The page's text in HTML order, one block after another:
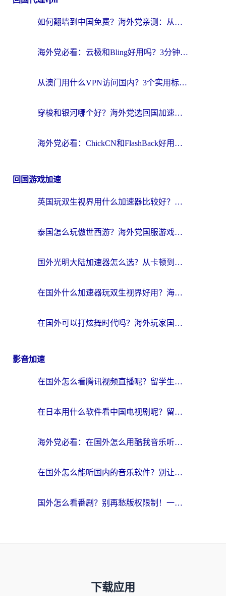
如何翻墙到中国免费？海外党亲测：从踩坑到选对加速器的全攻略
海外党必看：云极和Bling好用吗？3分钟教你选对回国加速器
从澳门用什么VPN访问国内？3个实用标准帮你避开坑，无缝刷剧听歌
穿梭和银河哪个好？海外党选回国加速器的避坑指南，附番茄加速器实测体验
海外党必看：ChickCN和FlashBack好用吗？3招教你选对回国加速器（附云极、HomeCN、斧牛vs艾果对比）
回国游戏加速
英国玩双生视界用什么加速器比较好？海外党亲测有效的国服游戏加速方案
泰国怎么玩傲世西游？海外党国服游戏加速终极攻略（附光明大陆量子特攻实测）
国外光明大陆加速器怎么选？从卡顿到丝滑的终极指南（含德国玩走开外星人墨西哥玩俄罗斯方块技巧）
在国外什么加速器玩双生视界好用？海外党亲测不踩坑的终极指南
在国外可以打炫舞时代吗？海外玩家国服游戏加速全攻略（附实测推荐）
影音加速
在国外怎么看腾讯视频直播呢？留学生亲测有效的回国加速指南
在日本用什么软件看中国电视剧呢？留学生亲测有效的回国加速方案
海外党必看：在国外怎么用酷我音乐听音乐？告别“地区不支持”的实用指南
在国外怎么能听国内的音乐软件？别让版权限制断了你的“中文歌单”
国外怎么看番剧？别再愁版权限制！一个工具解决所有回国追剧难题
下载应用